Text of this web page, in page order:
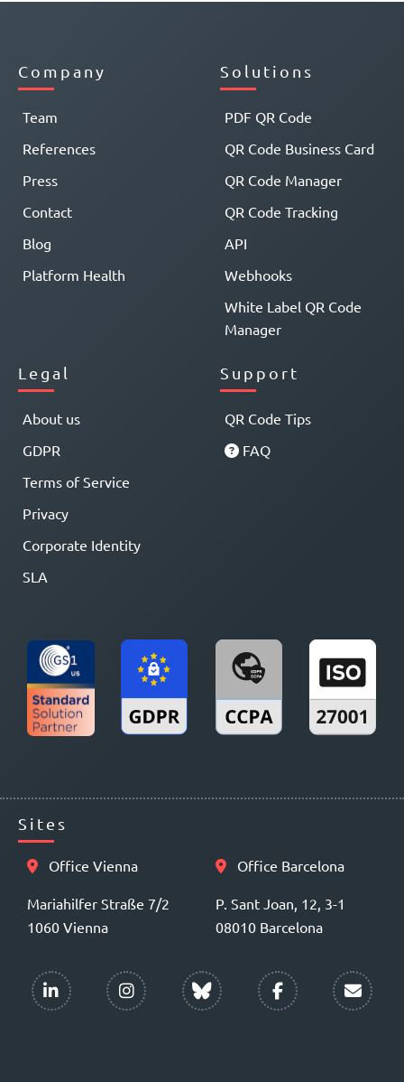
Company
Team
References
Press
Contact
Blog
Platform Health
Solutions
PDF QR Code
QR Code Business Card
QR Code Manager
QR Code Tracking
API
Webhooks
White Label QR Code
Manager
Legal
About us
GDPR
Terms of Service
Privacy
Corporate Identity
SLA
Support
QR Code Tips
FAQ
Sites
Office Vienna
Mariahilfer Straße 7/2
1060 Vienna
Office Barcelona
P. Sant Joan, 12, 3-1
08010 Barcelona